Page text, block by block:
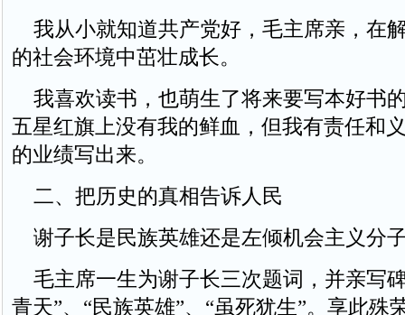
我从小就知道共产党好，毛主席亲，在
的社会环境中茁壮成长。
我喜欢读书，也萌生了将来要写本好书
五星红旗上没有我的鲜血，但我有责任和
的业绩写出来。
二、把历史的真相告诉人民
谢子长是民族英雄还是左倾机会主义分
毛主席一生为谢子长三次题词，并亲写
青天”、“民族英雄”、“虽死犹生”。享此殊